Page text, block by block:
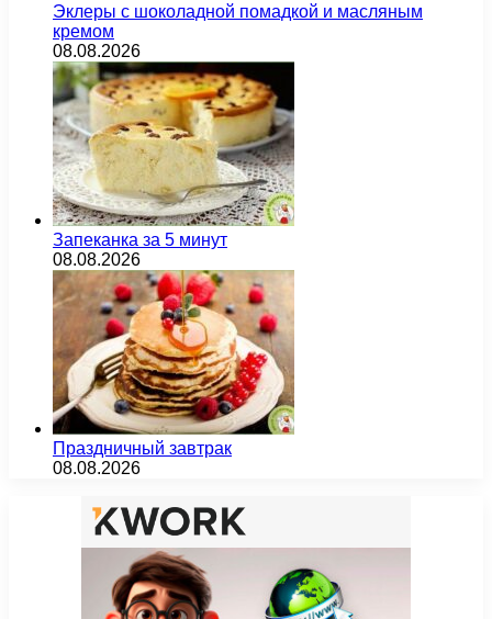
Эклеры с шоколадной помадкой и масляным
кремом
08.08.2026
Запеканка за 5 минут
08.08.2026
Праздничный завтрак
08.08.2026